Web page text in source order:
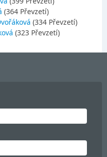
(364 Převzetí)
(334 Převzetí)
(323 Převzetí)